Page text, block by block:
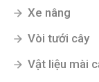
Xe nâng
Vòi tưới cây
Vật liệu mài